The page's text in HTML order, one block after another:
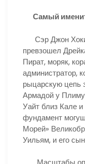
Самый
Сэр Джон
превзошел
Пират, моряк,
администратор,
рыцарскую цепь
Армадой у
Уайт близ Кале
фундамент
Морей»
Уильям, и его